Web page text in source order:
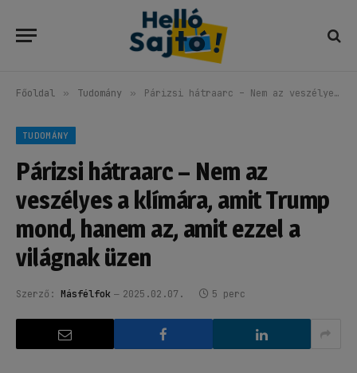
Főoldal » Tudomány » Párizsi hátraarc – Nem az veszélyes a klímára, amit Trump mond, hanem az, amit ezzel a világnak üzen
TUDOMÁNY
Párizsi hátraarc – Nem az
veszélyes a klímára, amit Trump
mond, hanem az, amit ezzel a
világnak üzen
Szerző: Másfélfok 2025.02.07. 5 perc